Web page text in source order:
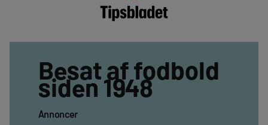
Besat af fodbold
siden 1948
Annoncer